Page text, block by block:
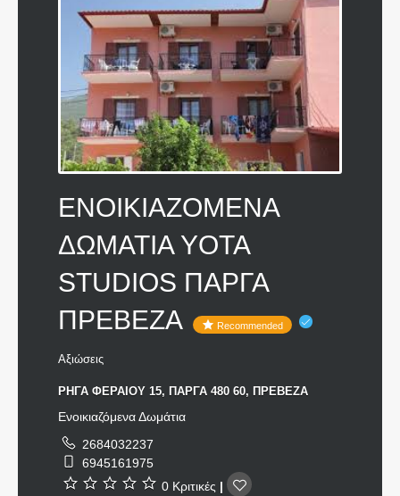
ΕΝΟΙΚΙΑΖΟΜΕΝΑ
ΔΩΜΑΤΙΑ YOTA
STUDIOS ΠΑΡΓΑ
ΠΡΕΒΕΖΑ
Recommended
Αξιώσεις
ΡΗΓΑ ΦΕΡΑΙΟΥ 15, ΠΑΡΓΑ 480 60, ΠΡΕΒΕΖΑ
Ενοικιαζόμενα Δωμάτια
2684032237
6945161975
0 Κριτικές |